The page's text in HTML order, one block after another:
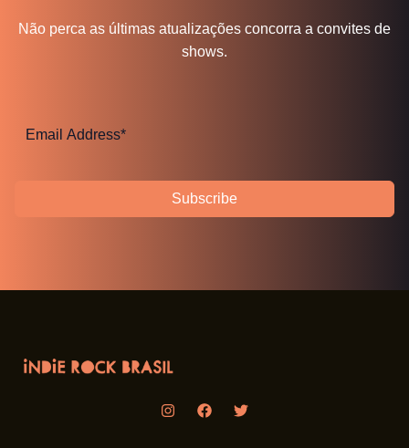
Não perca as últimas atualizações concorra a convites de
shows.
Subscribe